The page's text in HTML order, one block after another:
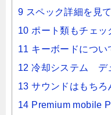
9 スペック詳細を見
10 ポート類もチェッ
11 キーボードについ
12 冷却システム デ
13 サウンドはもち
14 Premium mobile